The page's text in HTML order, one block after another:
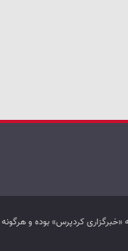
«خبرگزاری کردپرس» بوده و